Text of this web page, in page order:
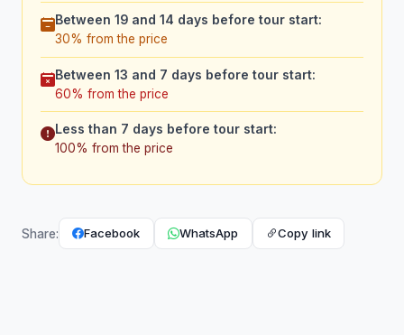
Between 19 and 14 days before tour start:
30% from the price
Between 13 and 7 days before tour start:
60% from the price
Less than 7 days before tour start:
100% from the price
Share: Facebook WhatsApp Copy link